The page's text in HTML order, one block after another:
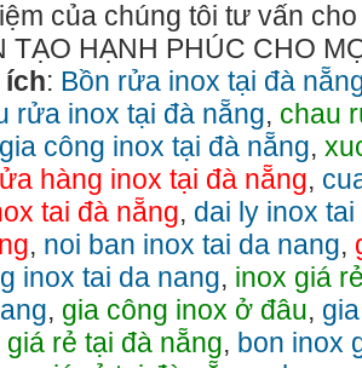
của chúng tôi tư vấn
TẠO HẠNH PHÚC CHO
ích: Bồn rửa inox tại đà
rửa inox tại đà nẵng, chau
công inox tại đà nẵng,
hàng inox tại đà nẵng,
tai đà nẵng, dai ly inox
, noi ban inox tai da nang,
inox tai da nang, inox giá
, gia công inox ở đâu,
giá rẻ tại đà nẵng, bon inox